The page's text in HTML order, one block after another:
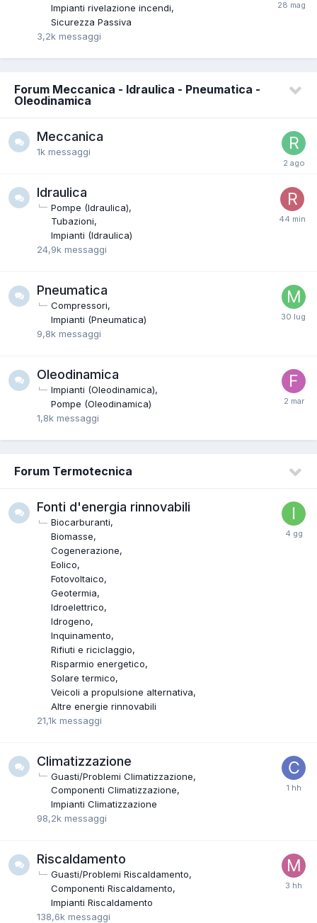
Impianti rivelazione incendi
Sicurezza Passiva
3,2k messaggi
Forum Meccanica - Idraulica - Pneumatica -
Oleodinamica
Meccanica
1k messaggi
Idraulica
Pompe (Idraulica)
Tubazioni
Impianti (Idraulica)
24,9k messaggi
Pneumatica
Compressori
Impianti (Pneumatica)
9,8k messaggi
Oleodinamica
Impianti (Oleodinamica)
Pompe (Oleodinamica)
1,8k messaggi
Forum Termotecnica
Fonti d'energia rinnovabili
Biocarburanti
Biomasse
Cogenerazione
Eolico
Fotovoltaico
Geotermia
Idroelettrico
Idrogeno
Inquinamento
Rifiuti e riciclaggio
Risparmio energetico
Solare termico
Veicoli a propulsione alternativa
Altre energie rinnovabili
21,1k messaggi
Climatizzazione
Guasti/Problemi Climatizzazione
Componenti Climatizzazione
Impianti Climatizzazione
98,2k messaggi
Riscaldamento
Guasti/Problemi Riscaldamento
Componenti Riscaldamento
Impianti Riscaldamento
138,6k messaggi